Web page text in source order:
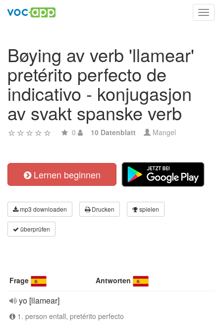
Bøying av verb 'llamear'
pretérito perfecto de
indicativo - konjugasjon
av svakt spanske verb
0 10 Datenblatt Mangel
Lernen beginnen
mp3 downloaden Drucken spielen
überprüfen
Frage Antworten
yo [llamear]
1. person entall, pretérito perfecto